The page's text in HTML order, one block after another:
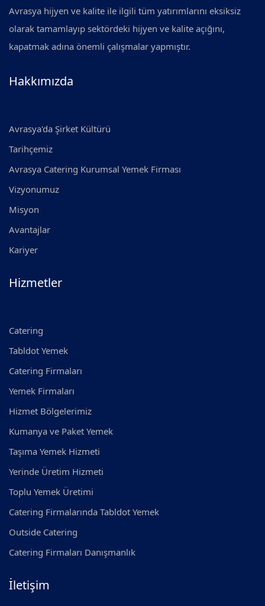
Avrasya hijyen ve kalite ile ilgili tüm yatırımlarını eksiksiz
olarak tamamlayıp sektördeki hijyen ve kalite açığını,
kapatmak adına önemli çalışmalar yapmıştır.
Hakkımızda
Avrasya'da Şirket Kültürü
Tarihçemiz
Avrasya Catering Kurumsal Yemek Firması
Vizyonumuz
Misyon
Avantajlar
Kariyer
Hizmetler
Catering
Tabldot Yemek
Catering Firmaları
Yemek Firmaları
Hizmet Bölgelerimiz
Kumanya ve Paket Yemek
Taşıma Yemek Hizmeti
Yerinde Üretim Hizmeti
Toplu Yemek Üretimi
Catering Firmalarında Tabldot Yemek
Outside Catering
Catering Firmaları Danışmanlık
İletişim